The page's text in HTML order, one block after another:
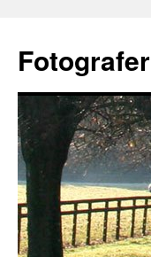
content
Fotografer